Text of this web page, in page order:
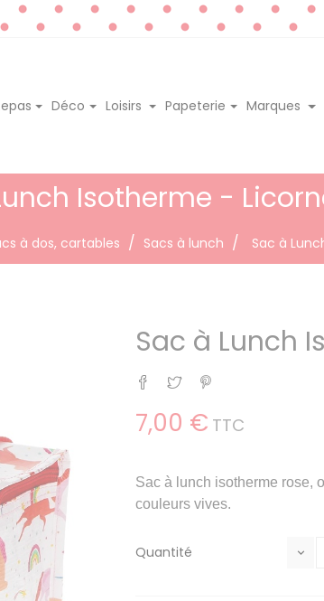
Déco Loisirs Papeterie Marques
Isotherme -
à dos, cartables Sacs à lunch Sac à
Sac à Lunch
Partager
Tweet
7,00 € TTC
Sac à lunch isotherme rose,
couleurs vives.
Quantité